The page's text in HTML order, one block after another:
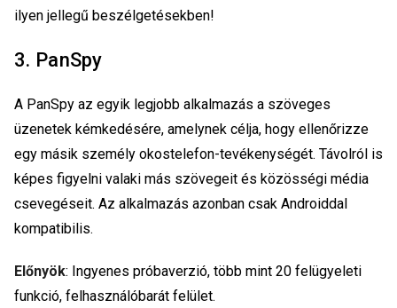
ilyen jellegű beszélgetésekben!
3. PanSpy
A PanSpy az egyik legjobb alkalmazás a szöveges
üzenetek kémkedésére, amelynek célja, hogy ellenőrizze
egy másik személy okostelefon-tevékenységét. Távolról is
képes figyelni valaki más szövegeit és közösségi média
csevegéseit. Az alkalmazás azonban csak Androiddal
kompatibilis.
Előnyök: Ingyenes próbaverzió, több mint 20 felügyeleti
funkció, felhasználóbarát felület.